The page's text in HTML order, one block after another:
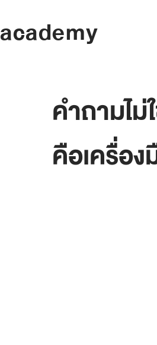
academy
คำถามไ
คือเครื่อ